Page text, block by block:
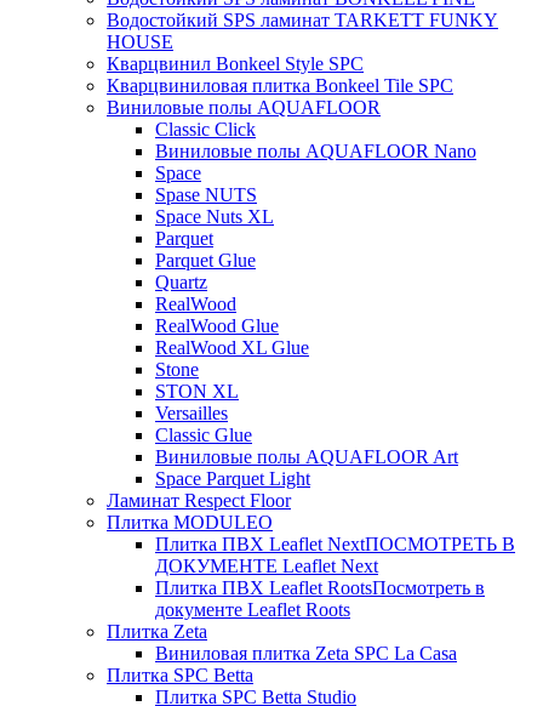
Водостойкий SPS ламинат TARKETT FUNKY
HOUSE
Кварцвинил Bonkeel Style SPC
Кварцвиниловая плитка Bonkeel Tile SPC
Виниловые полы AQUAFLOOR
Classic Click
Виниловые полы AQUAFLOOR Nano
Space
Spase NUTS
Space Nuts XL
Parquet
Parquet Glue
Quartz
RealWood
RealWood Glue
RealWood XL Glue
Stone
STON XL
Versailles
Classic Glue
Виниловые полы AQUAFLOOR Art
Space Parquet Light
Ламинат Respect Floor
Плитка MODULEO
Плитка ПВХ Leaflet NextПОСМОТРЕТЬ В
ДОКУМЕНТЕ Leaflet Next
Плитка ПВХ Leaflet RootsПосмотреть в
документе Leaflet Roots
Плитка Zeta
Виниловая плитка Zeta SPC La Casa
Плитка SPC Betta
Плитка SPC Betta Studio